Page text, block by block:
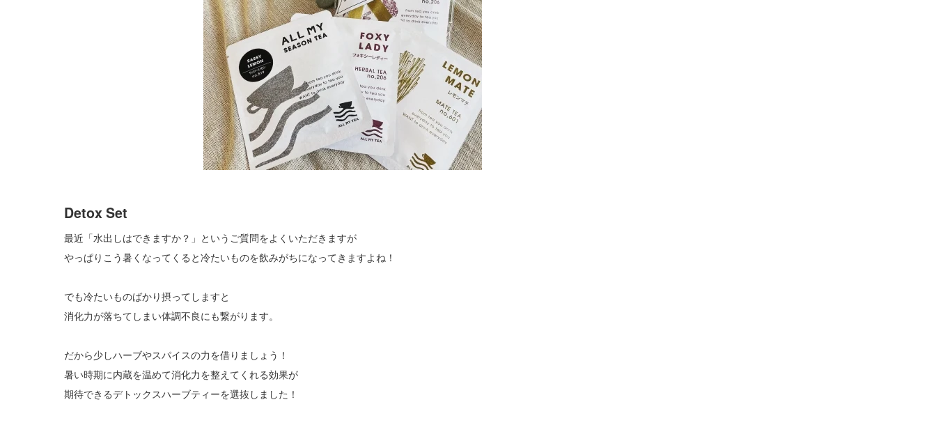
Detox Set
最近「水出しはできますか？」というご質問をよくいただきますが
やっぱりこう暑くなってくると冷たいものを飲みがちになってきますよね！
でも冷たいものばかり摂ってしますと
消化力が落ちてしまい体調不良にも繋がります。
だから少しハーブやスパイスの力を借りましょう！
暑い時期に内蔵を温めて消化力を整えてくれる効果が
期待できるデトックスハーブティーを選抜しました！